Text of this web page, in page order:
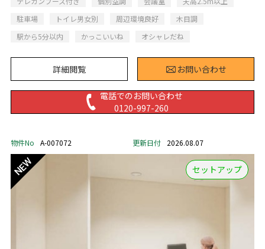
駐車場
トイレ男女別 周辺環境良好
木目調
駅から5分以内
かっこいいね オシャレだね
詳細閲覧 お問い合わせ
電話でのお問い合わせ
0120-997-260
物件No A-007072 更新日付 2026.08.07
セットアップ